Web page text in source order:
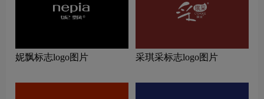
妮飘标志logo图片 采琪采标志logo图片